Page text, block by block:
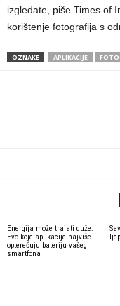
izgledate, piše Times of
korištenje fotografija s
OZNAKE APLIKACIJE
Energija može trajati duže:
Evo koje aplikacije najviše
opterećuju bateriju vašeg
smartfona